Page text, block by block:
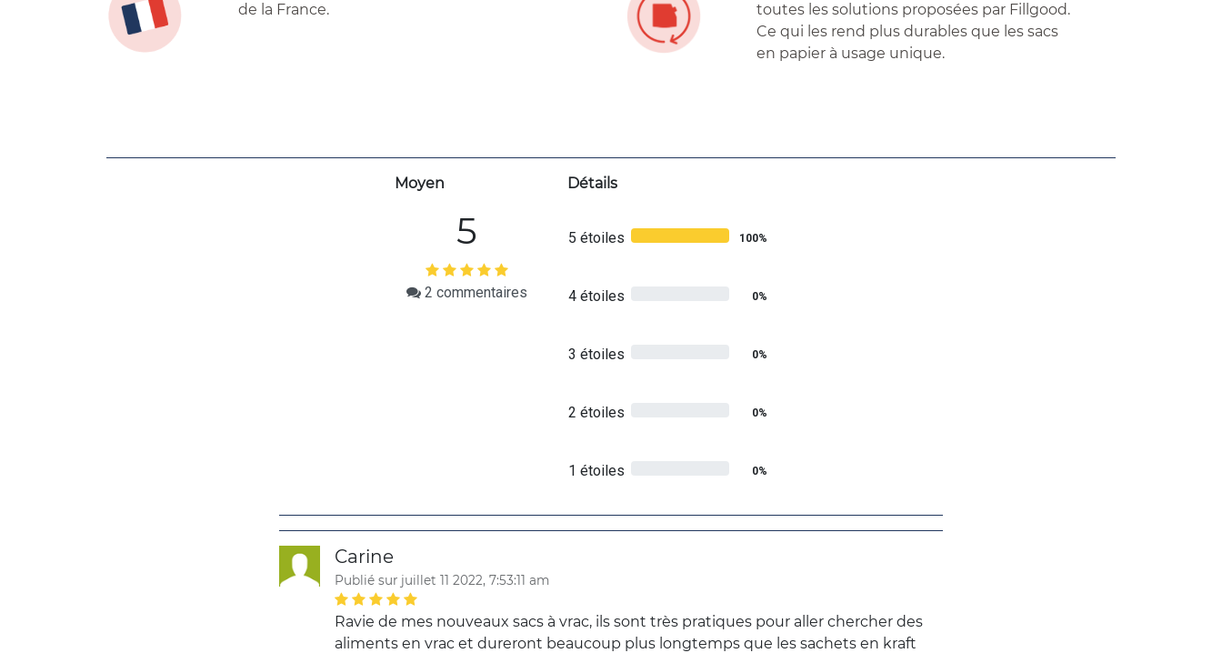
de la France.
toutes les solutions proposées par Fillgood.
Ce qui les rend plus durables que les sacs
en papier à usage unique.
Moyen
5
2 commentaires
Détails
5 étoiles 100%
4 étoiles 0%
3 étoiles 0%
2 étoiles 0%
1 étoiles 0%
Carine
Publié sur juillet 11 2022, 7:53:11 am
Ravie de mes nouveaux sacs à vrac, ils sont très pratiques pour aller chercher des
aliments en vrac et dureront beaucoup plus longtemps que les sachets en kraft